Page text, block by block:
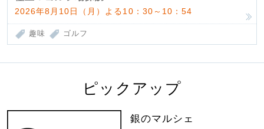
2026年8月10日（月）よる10：30～10：54
趣味 ゴルフ
ピックアップ
銀のマルシェ